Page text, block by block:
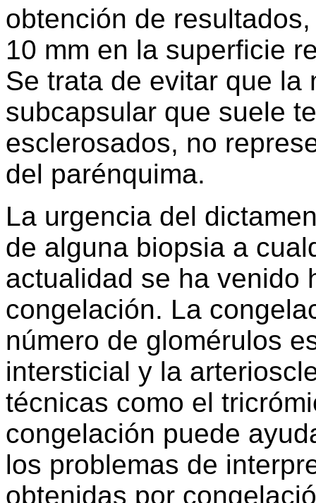
obtención de
10 mm en la superficie
Se trata de evitar que la
subcapsular que suele
esclerosados, no
del parénquima.
La urgencia del
de alguna biopsia a
actualidad se ha venido
congelación. La
número de glomérulos
intersticial y la
técnicas como el
congelación puede
los problemas de
obtenidas por